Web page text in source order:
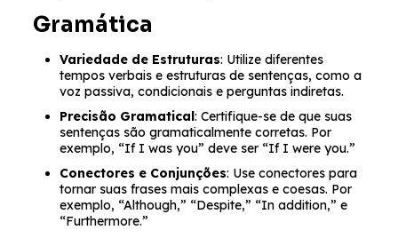
Gramática
Variedade de Estruturas: Utilize diferentes
tempos verbais e estruturas de sentenças, como a
voz passiva, condicionais e perguntas indiretas.
Precisão Gramatical: Certifique-se de que suas
sentenças são gramaticalmente corretas. Por
exemplo, “If I was you” deve ser “If I were you.”
Conectores e Conjunções: Use conectores para
tornar suas frases mais complexas e coesas. Por
exemplo, “Although,” “Despite,” “In addition,” e
“Furthermore.”